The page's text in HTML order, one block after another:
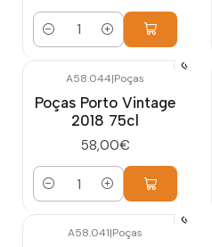
Quantidade
A58.044|Poças
Poças Porto Vintage
2018 75cl
58,00€
Quantidade
A58.041|Poças